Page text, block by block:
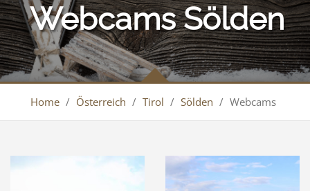
Webcams Sölden
Home / Österreich / Tirol / Sölden / Webcams